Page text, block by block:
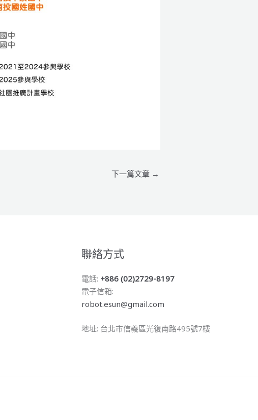
下一篇文章 →
聯絡方式
電話: +886 (02)2729-8197
電子信箱:
robot.esun@gmail.com
地址: 台北市信義區光復南路495號7樓